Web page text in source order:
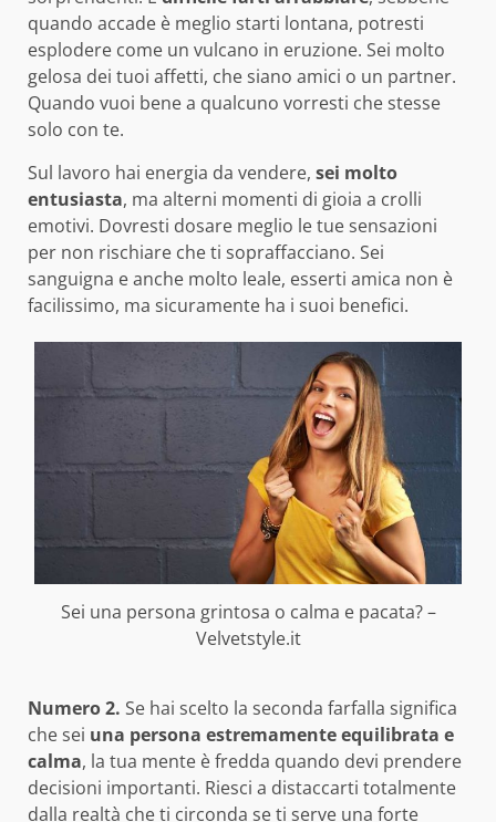
quando accade è meglio starti lontana, potresti
esplodere come un vulcano in eruzione. Sei molto
gelosa dei tuoi affetti, che siano amici o un partner.
Quando vuoi bene a qualcuno vorresti che stesse
solo con te.
Sul lavoro hai energia da vendere, sei molto
entusiasta, ma alterni momenti di gioia a crolli
emotivi. Dovresti dosare meglio le tue sensazioni
per non rischiare che ti sopraffacciano. Sei
sanguigna e anche molto leale, esserti amica non è
facilissimo, ma sicuramente ha i suoi benefici.
Sei una persona grintosa o calma e pacata? –
Velvetstyle.it
Numero 2. Se hai scelto la seconda farfalla significa
che sei una persona estremamente equilibrata e
calma, la tua mente è fredda quando devi prendere
decisioni importanti. Riesci a distaccarti totalmente
dalla realtà che ti circonda se ti serve una forte